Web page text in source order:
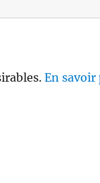
En savoir